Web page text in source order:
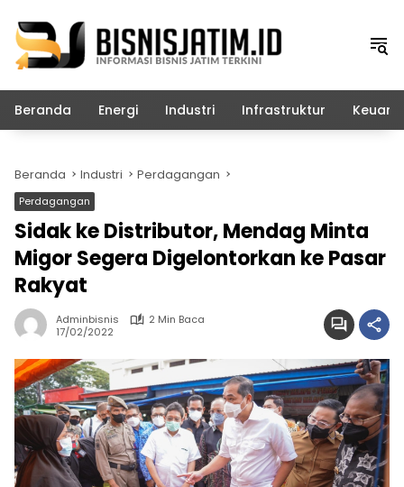
konten
Beranda Energi Industri Infrastruktur
Beranda Industri Perdagangan
Perdagangan
Sidak ke Distributor, Mendag Minta
Migor Segera Digelontorkan ke Pasar
Rakyat
Adminbisnis
2 Min Baca
17/02/2022